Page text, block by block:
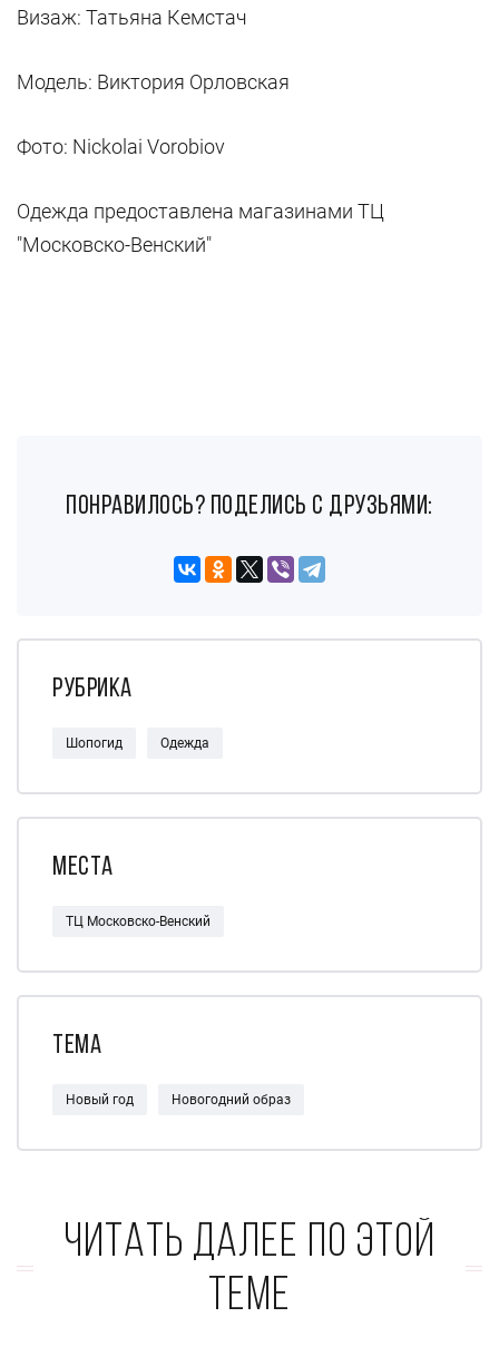
Визаж: Татьяна Кемстач
Модель: Виктория Орловская
Фото: Nickolai Vorobiov
Одежда предоставлена магазинами ТЦ
"Московско-Венский"
понравилось? поделись с друзьями:
Рубрика
Шопогид Одежда
Места
ТЦ Московско-Венский
Тема
Новый год Новогодний образ
Читать далее по этой
теме